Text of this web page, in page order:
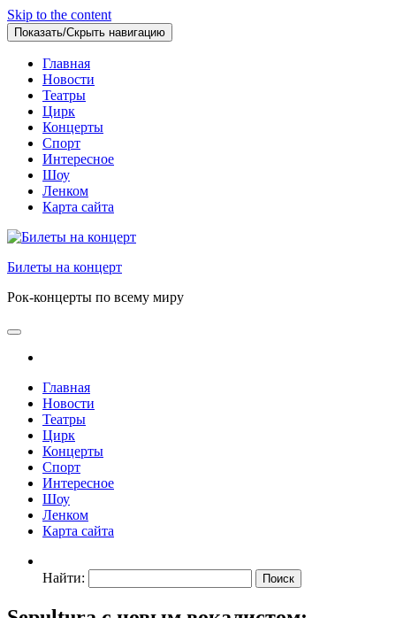
Skip to the content
Показать/Скрыть навигацию
Главная
Новости
Театры
Цирк
Концерты
Спорт
Интересное
Шоу
Ленком
Карта сайта
Билеты на концерт
Рок-концерты по всему миру
Главная
Новости
Театры
Цирк
Концерты
Спорт
Интересное
Шоу
Ленком
Карта сайта
Найти: